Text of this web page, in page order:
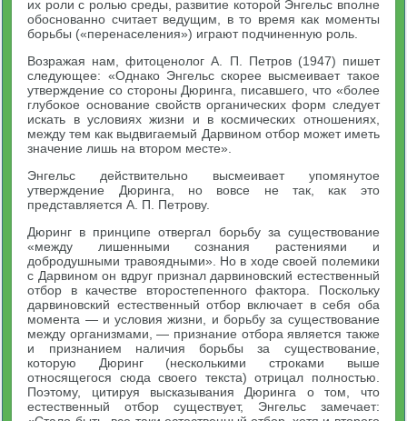
их роли с ролью среды, развитие которой Энгельс вполне
обоснованно считает ведущим, в то время как моменты
борьбы («перенаселения») играют подчиненную роль.
Возражая нам, фитоценолог А. П. Петров (1947) пишет
следующее: «Однако Энгельс скорее высмеивает такое
утверждение со стороны Дюринга, писавшего, что «более
глубокое основание свойств органических форм следует
искать в условиях жизни и в космических отношениях,
между тем как выдвигаемый Дарвином отбор может иметь
значение лишь на втором месте».
Энгельс действительно высмеивает упомянутое
утверждение Дюринга, но вовсе не так, как это
представляется А. П. Петрову.
Дюринг в принципе отвергал борьбу за существование
«между лишенными сознания растениями и
добродушными травоядными». Но в ходе своей полемики
с Дарвином он вдруг признал дарвиновский естественный
отбор в качестве второстепенного фактора. Поскольку
дарвиновский естественный отбор включает в себя оба
момента — и условия жизни, и борьбу за существование
между организмами, — признание отбора является также
и признанием наличия борьбы за существование,
которую Дюринг (несколькими строками выше
относящегося сюда своего текста) отрицал полностью.
Поэтому, цитируя высказывания Дюринга о том, что
естественный отбор существует, Энгельс замечает: